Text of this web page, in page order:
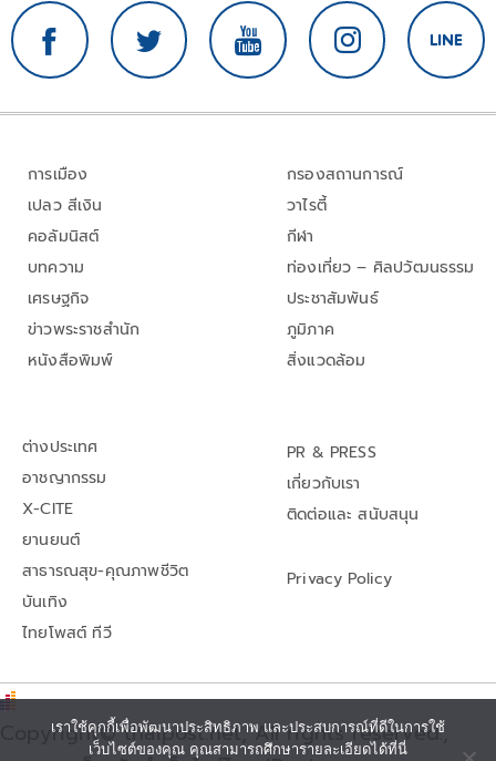
การเมือง
เปลว สีเงิน
คอลัมนิสต์
บทความ
เศรษฐกิจ
ข่าวพระราชสำนัก
หนังสือพิมพ์
กรองสถานการณ์
วาไรตี้
กีฬา
ท่องเที่ยว – ศิลปวัฒนธรรม
ประชาสัมพันธ์
ภูมิภาค
สิ่งแวดล้อม
ต่างประเทศ
อาชญากรรม
X-CITE
ยานยนต์
สาธารณสุข-คุณภาพชีวิต
บันเทิง
ไทยโพสต์ ทีวี
PR & PRESS
เกี่ยวกับเรา
ติดต่อและ สนับสนุน
Privacy Policy
Copyright© thaipost.net, All rights reserved.,
เราใช้คุกกี้เพื่อพัฒนาประสิทธิภาพ และประสบการณ์ที่ดีในการใช้
เว็บไซต์ของคุณ คุณสามารถศึกษารายละเอียดได้ที่นี่